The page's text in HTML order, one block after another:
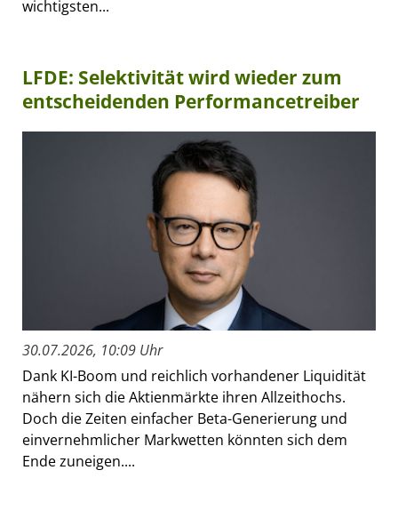
wichtigsten...
LFDE: Selektivität wird wieder zum
entscheidenden Performancetreiber
30.07.2026, 10:09 Uhr
Dank KI-Boom und reichlich vorhandener Liquidität
nähern sich die Aktienmärkte ihren Allzeithochs.
Doch die Zeiten einfacher Beta-Generierung und
einvernehmlicher Markwetten könnten sich dem
Ende zuneigen....